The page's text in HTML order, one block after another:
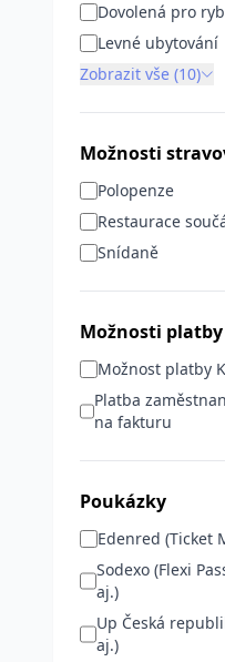
Dovolená pro
Levné ubytování
Zobrazit vše (10)
Možnosti
Polopenze
Restaurace
Snídaně
Možnosti platby
Možnost platby
Platba
na fakturu
Poukázky
Edenred (Ticket
Sodexo (Flexi
aj.)
Up Česká
aj.)